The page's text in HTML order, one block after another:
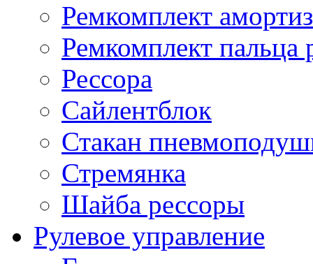
Ремкомплект
Ремкомплект пальца
Рессора
Сайлентблок
Стакан
Стремянка
Шайба рессоры
Рулевое управление